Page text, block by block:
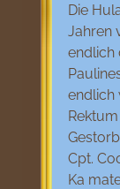
Die
Jahren
endlich
endlich
Cpt.
Ka